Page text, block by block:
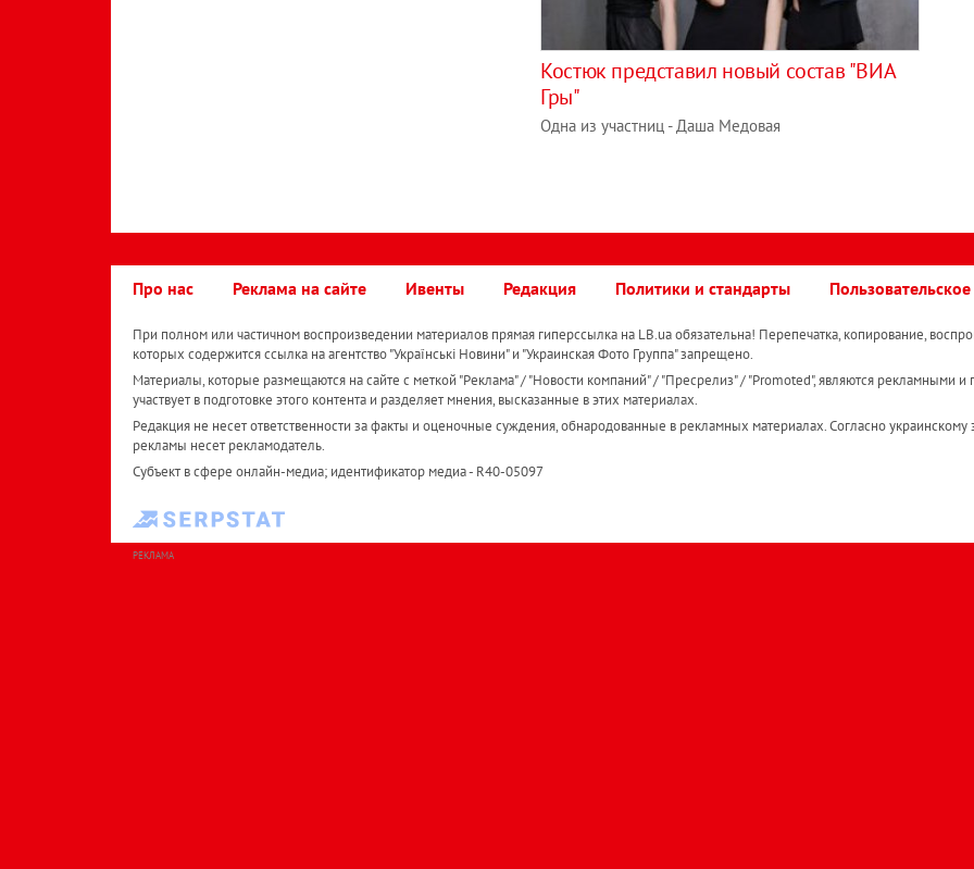
Костюк представил новый состав "ВИА
Гры"
Одна из участниц - Даша Медовая
Про нас Реклама на сайте Ивенты Редакция Политики и стандарты
При полном или частичном воспроизведении материалов прямая гиперссылка на LB.ua обязательна! Перепечатка, копирование,
которых содержится ссылка на агентство "Українськi Новини" и "Украинская Фото Группа" запрещено.
Материалы, которые размещаются на сайте с меткой "Реклама" / "Новости компаний" / "Пресрелиз" / "Promoted", являются рекламными и
участвует в подготовке этого контента и разделяет мнения, высказанные в этих материалах.
Редакция не несет ответственности за факты и оценочные суждения, обнародованные в рекламных материалах. Согласно украинскому
рекламы несет рекламодатель.
Субъект в сфере онлайн-медиа; идентификатор медиа - R40-05097
РЕКЛАМА